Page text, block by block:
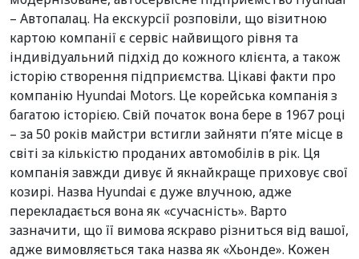
– Автопалац. На екскурсії розповіли, що візитною
картою компанії є сервіс найвищого рівня та
індивідуальний підхід до кожного клієнта, а також
історію створення підприємства. Цікаві факти про
компанію Hyundai Motors. Це корейська компанія з
багатою історією. Свій початок вона бере в 1967 році
– за 50 років майстри встигли зайняти п’яте місце в
світі за кількістю проданих автомобілів в рік. Ця
компанія завжди дивує й якнайкраще приховує свої
козирі. Назва Hyundai є дуже влучною, адже
перекладається вона як «сучасність». Варто
зазначити, що її вимова яскраво різниться від вашої,
адже вимовляється така назва як «Хьонде». Кожен